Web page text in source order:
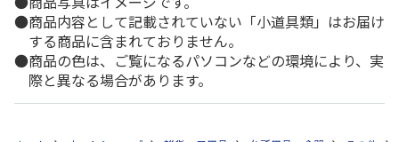
商品内容として記載されていない「小道具類」はお届け
する商品に含まれておりません。
商品の色は、ご覧になるパソコンなどの環境により、実
際と異なる場合があります。